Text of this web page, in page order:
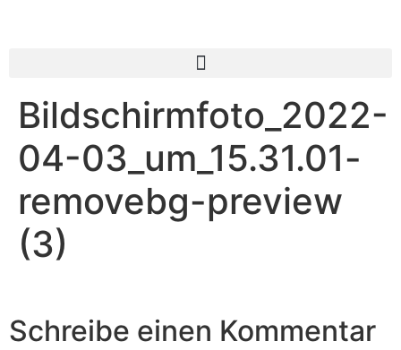
Bildschirmfoto_2022-
04-03_um_15.31.01-
removebg-preview
(3)
Schreibe einen Kommentar